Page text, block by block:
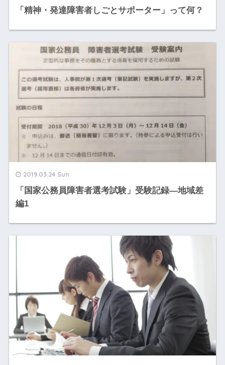
「精神・発達障害者しごとサポーター」って何？
2019.03.24 Sun
「国家公務員障害者選考試験」受験記録―地域差
編1